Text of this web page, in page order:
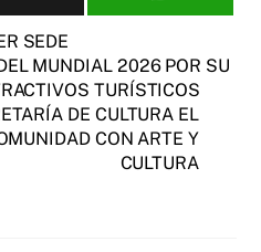
SEDE
MUNDIAL 2026 POR SU
TURÍSTICOS
DE CULTURA EL
CON ARTE Y
CULTURA